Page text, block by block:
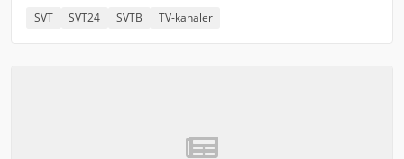
SVT SVT24 SVTB TV-kanaler